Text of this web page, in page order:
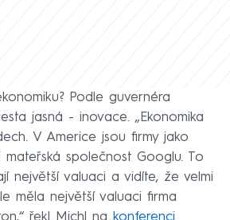
Podle guvernéra
jasná - inovace. „Ekonomika
V Americe jsou firmy jako
společnost Googlu. To
největší valuaci a vidíte, že velmi
měla největší valuaci firma